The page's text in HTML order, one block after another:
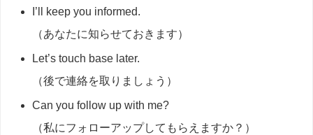
I’ll keep you informed.
（あなたに知らせておきます）
Let’s touch base later.
（後で連絡を取りましょう）
Can you follow up with me?
（私にフォローアップしてもらえますか？）